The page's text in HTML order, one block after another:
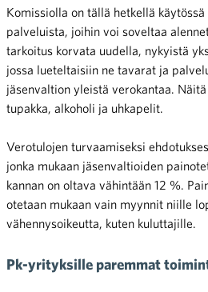
Komissiolla on tällä hetkellä
palveluista, joihin voi soveltaa
tarkoitus korvata uudella, nykyistä
jossa lueteltaisiin ne tavarat ja
jäsenvaltion yleistä verokantaa.
tupakka, alkoholi ja uhkapelit.
Verotulojen turvaamiseksi
jonka mukaan jäsenvaltioiden
kannan on oltava vähintään 12 %.
otetaan mukaan vain myynnit niille
vähennysoikeutta, kuten kuluttajille.
Pk-yrityksille paremmat